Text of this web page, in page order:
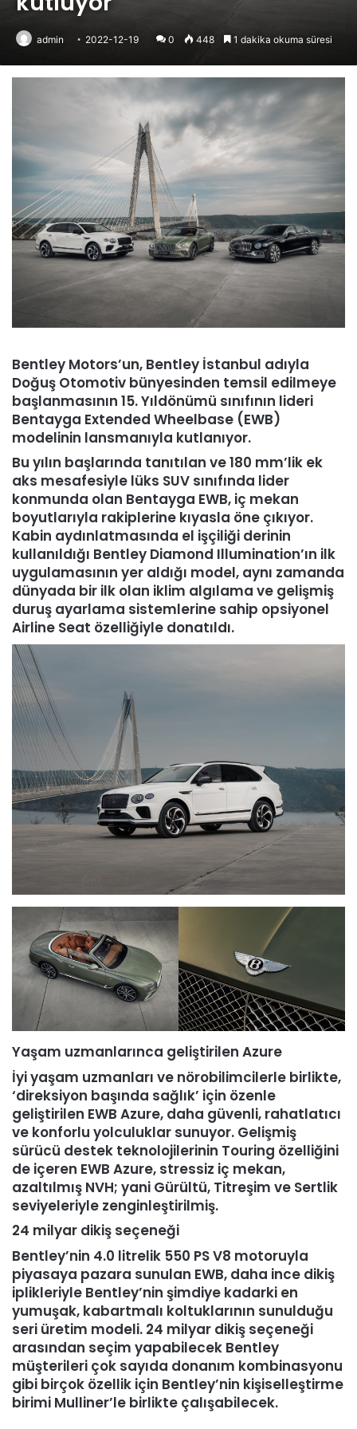
admin 2022-12-19 0 448 1 dakika okuma süresi
Bentley Motors’un, Bentley İstanbul adıyla
Doğuş Otomotiv bünyesinden temsil edilmeye
başlanmasının 15. Yıldönümü sınıfının lideri
Bentayga Extended Wheelbase (EWB)
modelinin lansmanıyla kutlanıyor.
Bu yılın başlarında tanıtılan ve 180 mm’lik ek
aks mesafesiyle lüks SUV sınıfında lider
konmunda olan Bentayga EWB, iç mekan
boyutlarıyla rakiplerine kıyasla öne çıkıyor.
Kabin aydınlatmasında el işçiliği derinin
kullanıldığı Bentley Diamond Illumination’ın ilk
uygulamasının yer aldığı model, aynı zamanda
dünyada bir ilk olan iklim algılama ve gelişmiş
duruş ayarlama sistemlerine sahip opsiyonel
Airline Seat özelliğiyle donatıldı.
Yaşam uzmanlarınca geliştirilen Azure
İyi yaşam uzmanları ve nörobilimcilerle birlikte,
‘direksiyon başında sağlık’ için özenle
geliştirilen EWB Azure, daha güvenli, rahatlatıcı
ve konforlu yolculuklar sunuyor. Gelişmiş
sürücü destek teknolojilerinin Touring özelliğini
de içeren EWB Azure, stressiz iç mekan,
azaltılmış NVH; yani Gürültü, Titreşim ve Sertlik
seviyeleriyle zenginleştirilmiş.
24 milyar dikiş seçeneği
Bentley’nin 4.0 litrelik 550 PS V8 motoruyla
piyasaya pazara sunulan EWB, daha ince dikiş
iplikleriyle Bentley’nin şimdiye kadarki en
yumuşak, kabartmalı koltuklarının sunulduğu
seri üretim modeli. 24 milyar dikiş seçeneği
arasından seçim yapabilecek Bentley
müşterileri çok sayıda donanım kombinasyonu
gibi birçok özellik için Bentley’nin kişiselleştirme
birimi Mulliner’le birlikte çalışabilecek.